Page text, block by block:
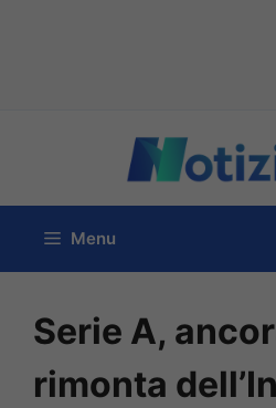
contenuto
Menu
Serie A,
rimonta